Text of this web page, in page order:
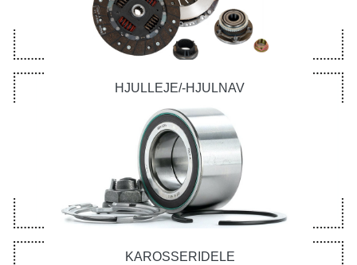
HJULLEJE/-HJULNAV
KAROSSERIDELE